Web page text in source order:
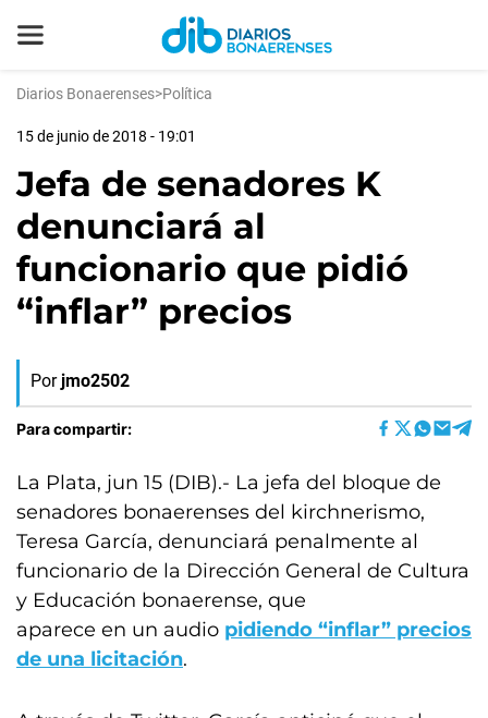
Diarios Bonaerenses>Política
15 de junio de 2018 - 19:01
Jefa de senadores K
denunciará al
funcionario que pidió
“inflar” precios
Por jmo2502
Para compartir:
La Plata, jun 15 (DIB).- La jefa del bloque de
senadores bonaerenses del kirchnerismo,
Teresa García, denunciará penalmente al
funcionario de la Dirección General de Cultura
y Educación bonaerense, que
aparece en un audio pidiendo “inflar” precios
de una licitación.